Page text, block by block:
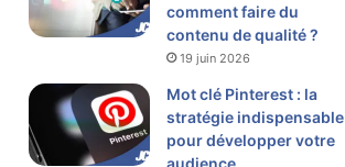
comment faire du
contenu de qualité ?
19 juin 2026
Mot clé Pinterest : la
stratégie indispensable
pour développer votre